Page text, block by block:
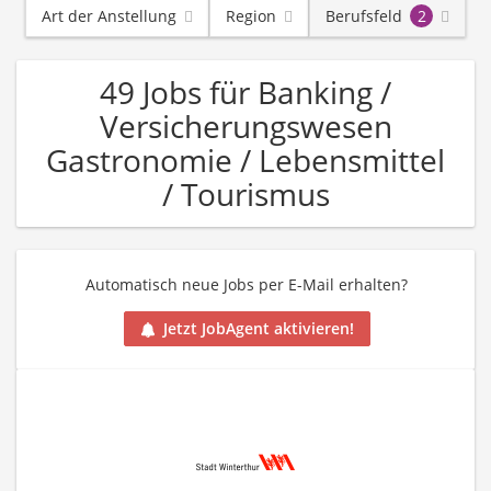
Art der Anstellung Region Berufsfeld 2
49 Jobs für Banking /
Versicherungswesen
Gastronomie / Lebensmittel
/ Tourismus
Automatisch neue Jobs per E-Mail erhalten?
Jetzt JobAgent aktivieren!